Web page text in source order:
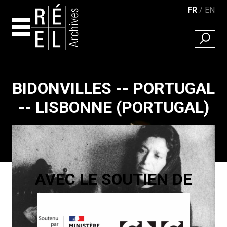
FR EN
BIDONVILLES -- PORTUGAL
-- LISBONNE (PORTUGAL)
Pagination
AVEC LE SOUTIEN DE